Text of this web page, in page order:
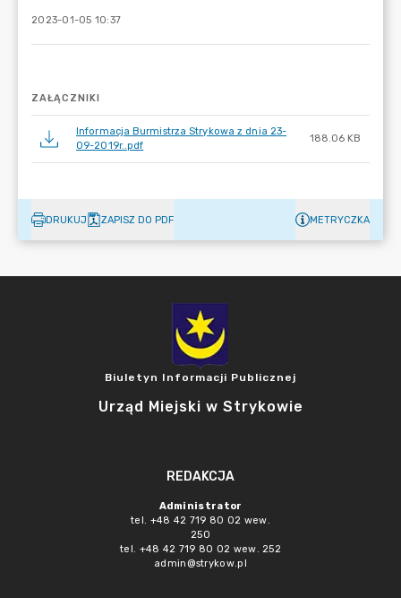
2023-01-05 10:37
ZAŁĄCZNIKI
Informacja Burmistrza Strykowa z dnia 23-
09-2019r..pdf
188.06 KB
DRUKUJ ZAPISZ DO PDF METRYCZKA
Biuletyn Informacji Publicznej
Urząd Miejski w Strykowie
REDAKCJA
Administrator
tel. +48 42 719 80 02 wew.
250
tel. +48 42 719 80 02 wew. 252
admin@strykow.pl